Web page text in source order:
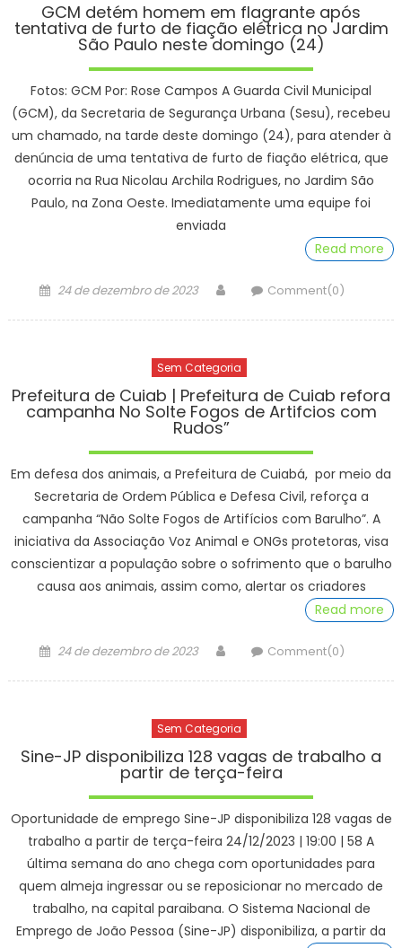
GCM detém homem em flagrante após
tentativa de furto de fiação elétrica no Jardim
São Paulo neste domingo (24)
Fotos: GCM Por: Rose Campos A Guarda Civil Municipal
(GCM), da Secretaria de Segurança Urbana (Sesu), recebeu
um chamado, na tarde deste domingo (24), para atender à
denúncia de uma tentativa de furto de fiação elétrica, que
ocorria na Rua Nicolau Archila Rodrigues, no Jardim São
Paulo, na Zona Oeste. Imediatamente uma equipe foi
enviada
Read more
Posted
24 de dezembro de 2023 AuthorComment(0)
Sem Categoria
Prefeitura de Cuiab | Prefeitura de Cuiab refora
campanha No Solte Fogos de Artifcios com
Rudos”
Em defesa dos animais, a Prefeitura de Cuiabá, por meio da
Secretaria de Ordem Pública e Defesa Civil, reforça a
campanha “Não Solte Fogos de Artifícios com Barulho”. A
iniciativa da Associação Voz Animal e ONGs protetoras, visa
conscientizar a população sobre o sofrimento que o barulho
causa aos animais, assim como, alertar os criadores
Read more
Posted
24 de dezembro de 2023 AuthorComment(0)
Sem Categoria
Sine-JP disponibiliza 128 vagas de trabalho a
partir de terça-feira
Oportunidade de emprego Sine-JP disponibiliza 128 vagas de
trabalho a partir de terça-feira 24/12/2023 | 19:00 | 58 A
última semana do ano chega com oportunidades para
quem almeja ingressar ou se reposicionar no mercado de
trabalho, na capital paraibana. O Sistema Nacional de
Emprego de João Pessoa (Sine-JP) disponibiliza, a partir da